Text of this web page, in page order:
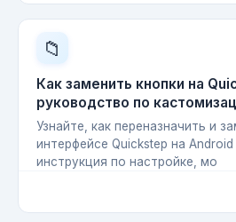
📁
Как заменить кнопки на
руководство по
Узнайте, как переназначить и
интерфейсе Quickstep на
инструкция по настройке, мо